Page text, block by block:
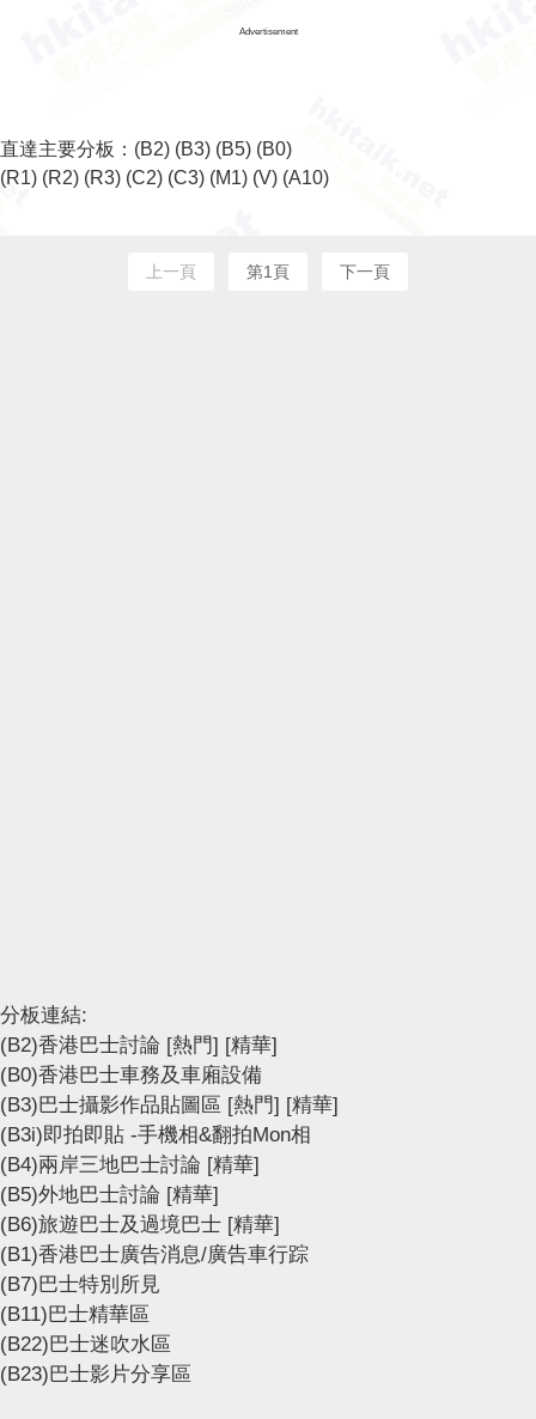
Advertisement
直達主要分板： (B2) (B3) (B5) (B0)
(R1) (R2) (R3) (C2) (C3) (M1) (V) (A10)
上一頁 第1頁 下一頁
分板連結:
(B2)香港巴士討論 [熱門] [精華]
(B0)香港巴士車務及車廂設備
(B3)巴士攝影作品貼圖區 [熱門] [精華]
(B3i)即拍即貼 -手機相&翻拍Mon相
(B4)兩岸三地巴士討論 [精華]
(B5)外地巴士討論 [精華]
(B6)旅遊巴士及過境巴士 [精華]
(B1)香港巴士廣告消息/廣告車行踪
(B7)巴士特別所見
(B11)巴士精華區
(B22)巴士迷吹水區
(B23)巴士影片分享區